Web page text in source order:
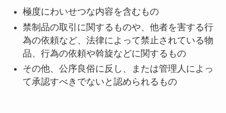
極度にわいせつな内容を含むもの
禁制品の取引に関するものや、他者を害する行
為の依頼など、法律によって禁止されている物
品、行為の依頼や斡旋などに関するもの
その他、公序良俗に反し、または管理人によっ
て承認すべきでないと認められるもの